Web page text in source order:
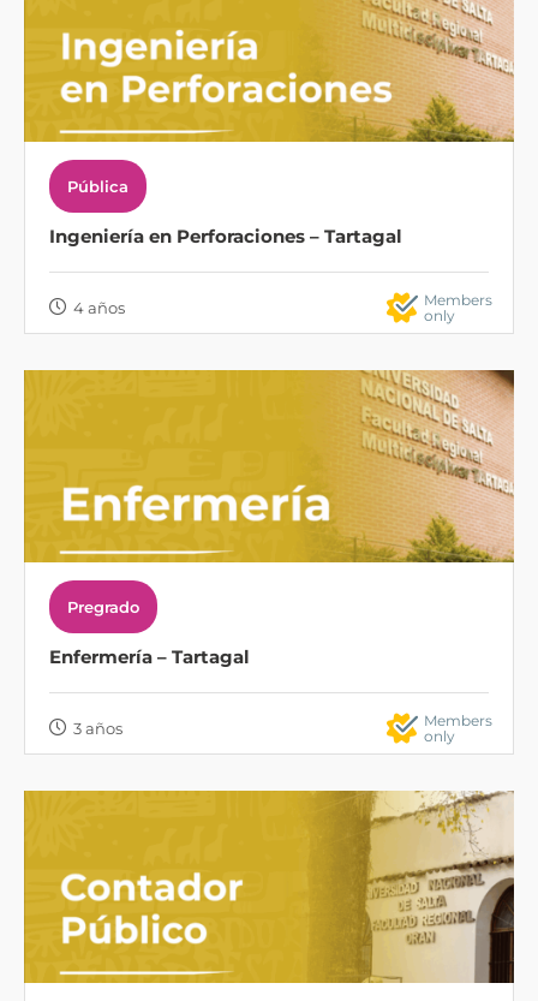
Pública
Ingeniería en Perforaciones – Tartagal
4 años
Members
only
Pregrado
Enfermería – Tartagal
3 años
Members
only